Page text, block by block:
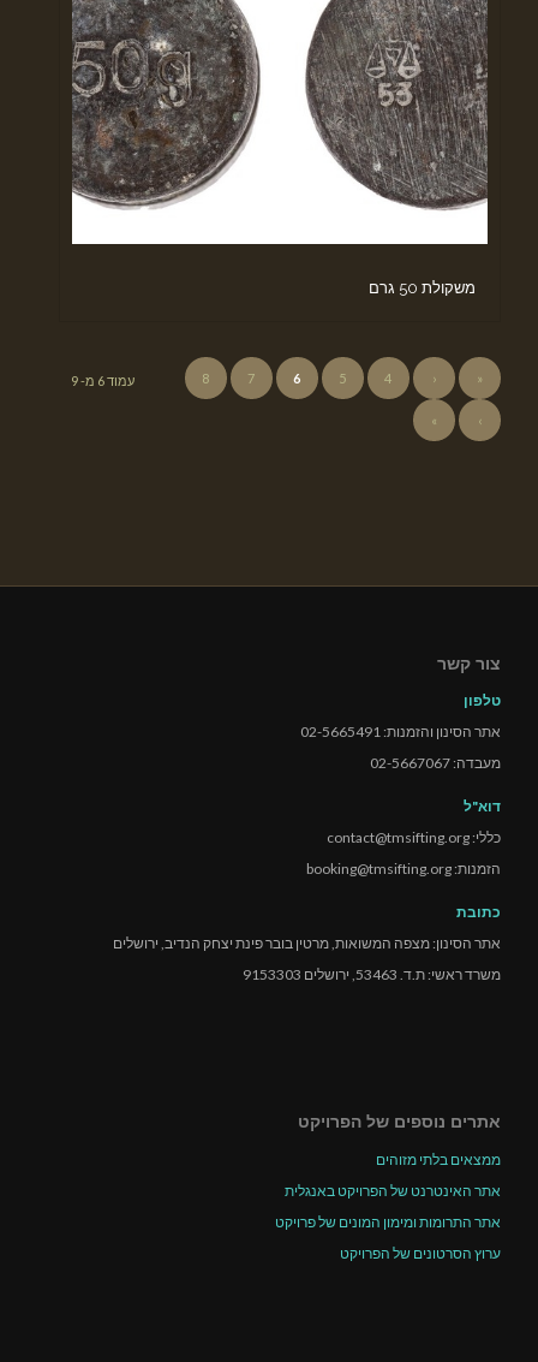
משקולת 50 גרם
עמוד 6 מ- 9 «
‹
4
5
6
7
8
›
»
צור קשר
טלפון
אתר הסינון והזמנות: 02-5665491
מעבדה: 02-5667067
דוא"ל
כללי: contact@tmsifting.org
הזמנות: booking@tmsifting.org
כתובת
אתר הסינון: מצפה המשואות, מרטין בובר פינת יצחק הנדיב, ירושלים
משרד ראשי: ת.ד. 53463, ירושלים 9153303
אתרים נוספים של הפרויקט
ממצאים בלתי מזוהים
אתר האינטרנט של הפרויקט באנגלית
אתר התרומות ומימון המונים של פרויקט
ערוץ הסרטונים של הפרויקט